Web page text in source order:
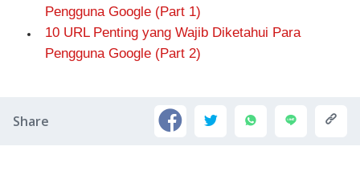
Pengguna Google (Part 1)
10 URL Penting yang Wajib Diketahui Para
Pengguna Google (Part 2)
Share